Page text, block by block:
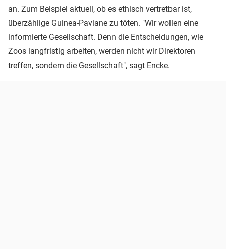
an. Zum Beispiel aktuell, ob es ethisch vertretbar ist,
überzählige Guinea-Paviane zu töten. "Wir wollen eine
informierte Gesellschaft. Denn die Entscheidungen, wie
Zoos langfristig arbeiten, werden nicht wir Direktoren
treffen, sondern die Gesellschaft", sagt Encke.